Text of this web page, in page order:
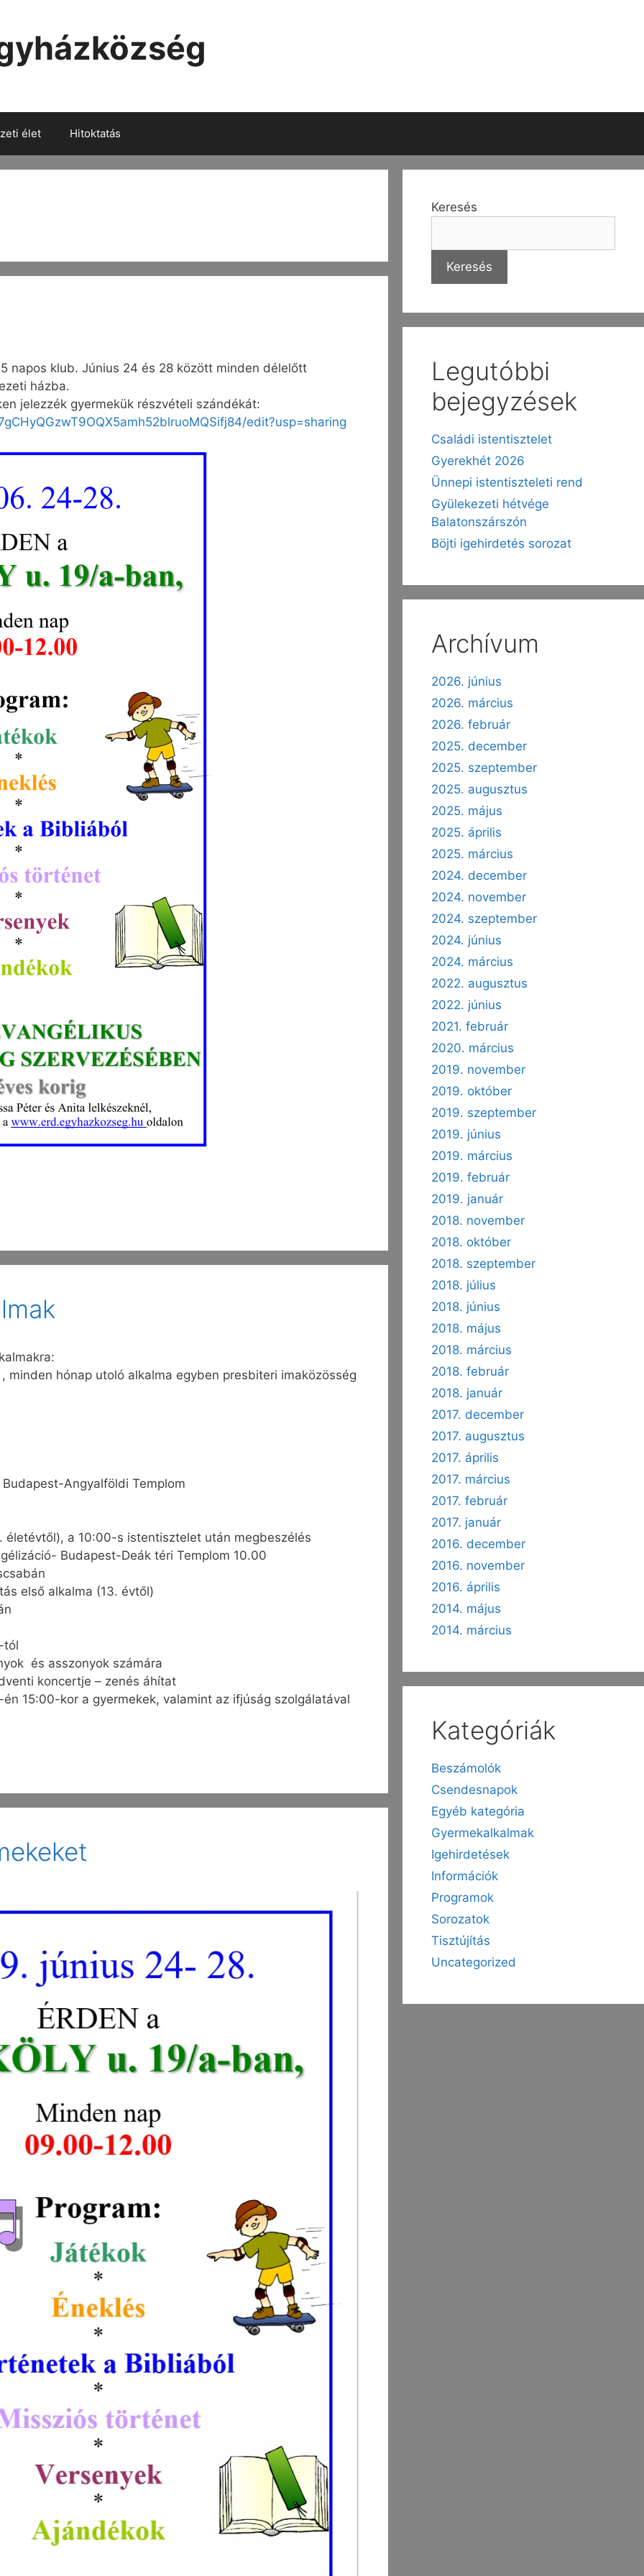
élet Hitoktatás
napos klub. Június 24 és 28 között minden délelőtt
házba.
jelezzék gyermekük részvételi szándékát:
edit?usp=sharing
minden hónap utoló alkalma egyben presbiteri imaközösség
Angyalföldi Templom
a 10:00-s istentisztelet után megbeszélés
Budapest-Deák téri Templom 10.00
első alkalma (13. évtől)
tól
és asszonyok számára
koncertje – zenés áhítat
15:00-kor a gyermekek, valamint az ifjúság szolgálatával
Keresés
Keresés
Legutóbbi
bejegyzések
Családi istentisztelet
Gyerekhét 2026
Ünnepi istentiszteleti rend
Gyülekezeti hétvége
Balatonszárszón
Böjti igehirdetés sorozat
Archívum
2026. június
2026. március
2026. február
2025. december
2025. szeptember
2025. augusztus
2025. május
2025. április
2025. március
2024. december
2024. november
2024. szeptember
2024. június
2024. március
2022. augusztus
2022. június
2021. február
2020. március
2019. november
2019. október
2019. szeptember
2019. június
2019. március
2019. február
2019. január
2018. november
2018. október
2018. szeptember
2018. július
2018. június
2018. május
2018. március
2018. február
2018. január
2017. december
2017. augusztus
2017. április
2017. március
2017. február
2017. január
2016. december
2016. november
2016. április
2014. május
2014. március
Kategóriák
Beszámolók
Csendesnapok
Egyéb kategória
Gyermekalkalmak
Igehirdetések
Információk
Programok
Sorozatok
Tisztújítás
Uncategorized